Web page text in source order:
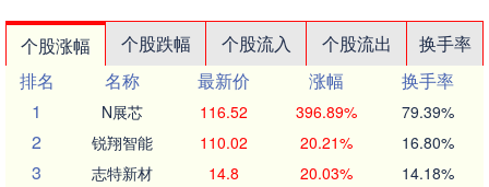
个股涨幅 个股跌幅 个股流入 个股流出
换手率
排名
名称 最新价 涨幅
换手率
1
N展芯 116.52 396.89% 79.39%
2 锐翔智能 110.02 20.21% 16.80%
3 志特新材 14.8 20.03% 14.18%